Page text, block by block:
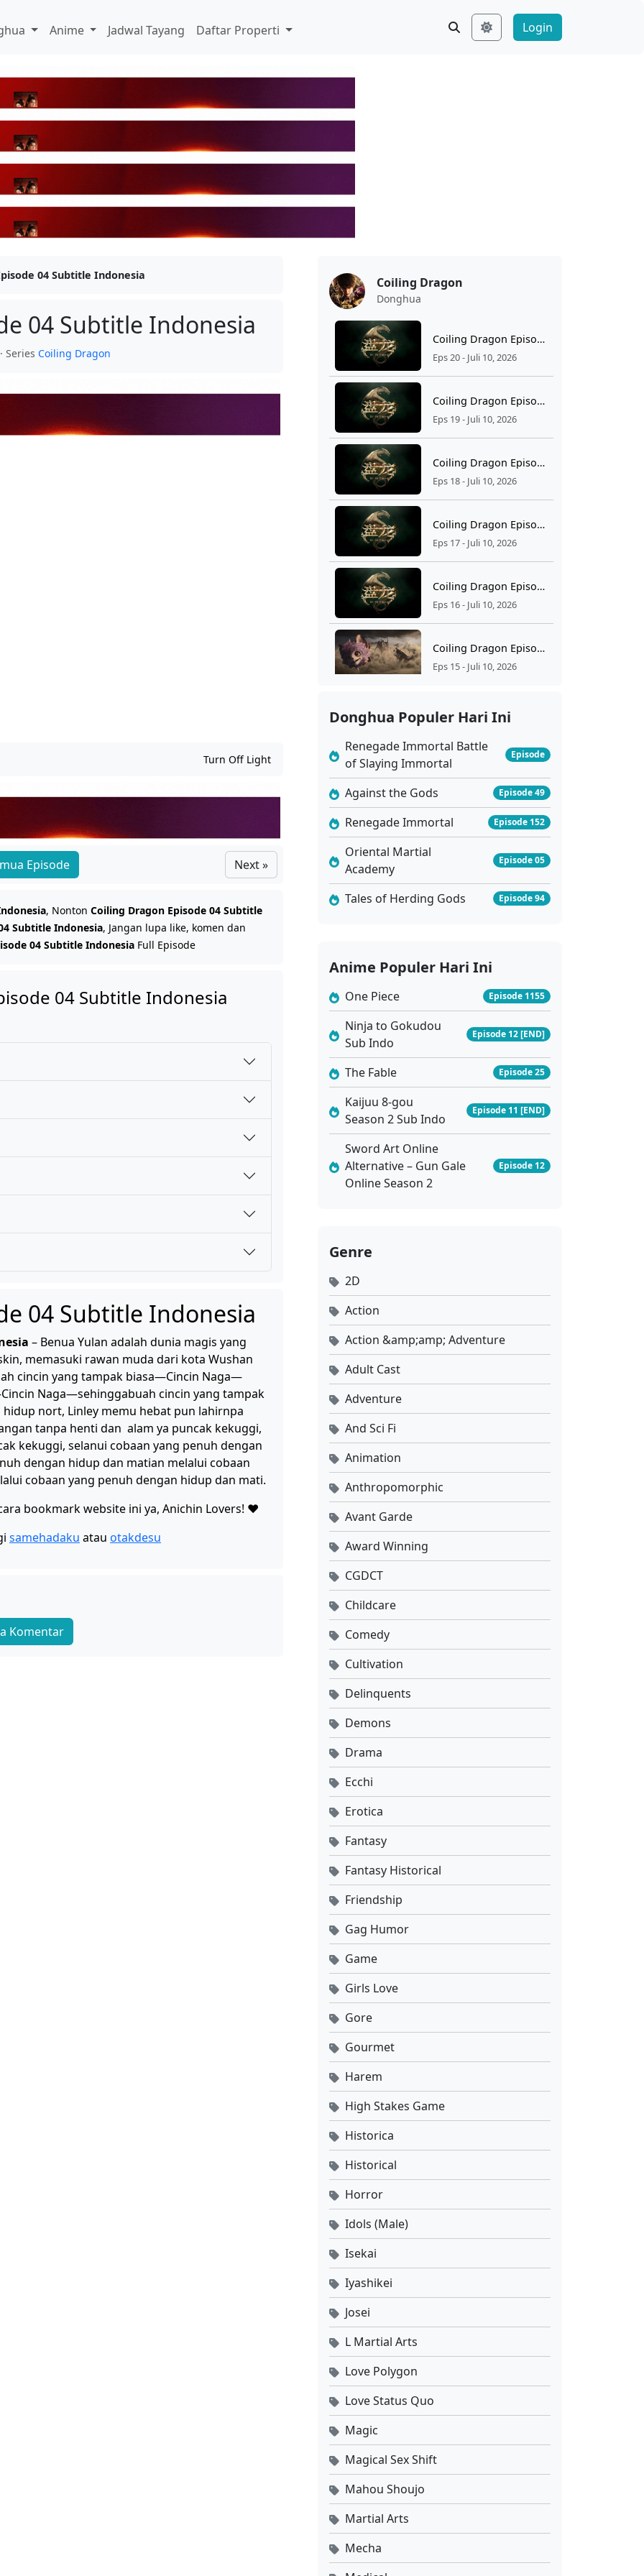
Anime Jadwal Tayang Daftar Properti Login
04 Subtitle Indonesia
04 Subtitle Indonesia
Series Coiling Dragon
Turn Off Light
Episode Next »
, Nonton Coiling Dragon Episode 04 Subtitle
Subtitle Indonesia, Jangan lupa like, komen dan
04 Subtitle Indonesia Full Episode
04 Subtitle Indonesia
04 Subtitle Indonesia
– Benua Yulan adalah dunia magis yang
memasuki rawan muda dari kota Wushan
cincin yang tampak biasa—Cincin Naga—
Naga—sehinggabuah cincin yang tampak
nort, Linley memu hebat pun lahirnpa
tanpa henti dan alam ya puncak kekuggi,
kekuggi, selanui cobaan yang penuh dengan
dengan hidup dan matian melalui cobaan
cobaan yang penuh dengan hidup dan mati.
bookmark website ini ya, Anichin Lovers! ❤️
samehadaku atau otakdesu
Komentar
Coiling Dragon
Donghua
Coiling Dragon Episode 20 Subtitle Indonesia
Eps 20 - Juli 10, 2026
Coiling Dragon Episode 19 Subtitle Indonesia
Eps 19 - Juli 10, 2026
Coiling Dragon Episode 18 Subtitle Indonesia
Eps 18 - Juli 10, 2026
Coiling Dragon Episode 17 Subtitle Indonesia
Eps 17 - Juli 10, 2026
Coiling Dragon Episode 16 Subtitle Indonesia
Eps 16 - Juli 10, 2026
Coiling Dragon Episode 15 Subtitle Indonesia
Eps 15 - Juli 10, 2026
Eps 13 - Juli 8, 2026
Coiling Dragon Episode 12 Subtitle Indonesia
Eps 12 - Juli 1, 2026
Coiling Dragon Episode 11 Subtitle Indonesia
Eps 10 - Juni 17, 2026
Eps 9 - Juni 10, 2026
Coiling Dragon Episode 08 Subtitle Indonesia
Eps 7 - Mei 27, 2026
Coiling Dragon Episode 04 Subtitle Indonesia
Eps 4 - Mei 6, 2026
Coiling Dragon Episode 03 Subtitle Indonesia
Eps 1 - April 30, 2026
Donghua Populer Hari Ini
Renegade Immortal Battle
of Slaying Immortal
Episode
Against the Gods Episode 49
Renegade Immortal Episode 152
Oriental Martial
Academy
Episode 05
Tales of Herding Gods Episode 94
Anime Populer Hari Ini
One Piece Episode 1155
Ninja to Gokudou
Sub Indo
Episode 12 [END]
The Fable Episode 25
Kaijuu 8-gou
Season 2 Sub Indo
Episode 11 [END]
Sword Art Online
Alternative – Gun Gale
Online Season 2
Episode 12
Genre
2D
Action
Action &amp;amp; Adventure
Adult Cast
Adventure
And Sci Fi
Animation
Anthropomorphic
Avant Garde
Award Winning
CGDCT
Childcare
Comedy
Cultivation
Delinquents
Demons
Drama
Ecchi
Erotica
Fantasy
Fantasy Historical
Friendship
Gag Humor
Game
Girls Love
Gore
Gourmet
Harem
High Stakes Game
Historica
Historical
Horror
Idols (Male)
Isekai
Iyashikei
Josei
L Martial Arts
Love Polygon
Love Status Quo
Magic
Magical Sex Shift
Mahou Shoujo
Martial Arts
Mecha